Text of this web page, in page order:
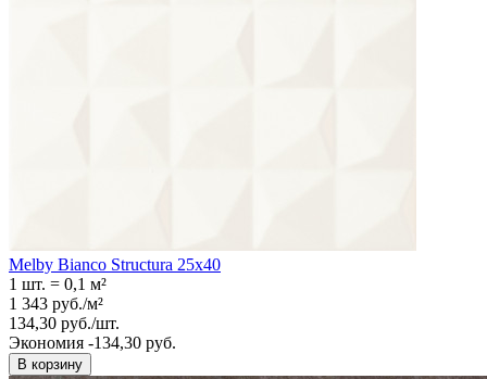
Melby Bianco Structura 25х40
1 шт. = 0,1 м²
1 343 руб./м²
134,30 руб./шт.
Экономия -134,30 руб.
В корзину